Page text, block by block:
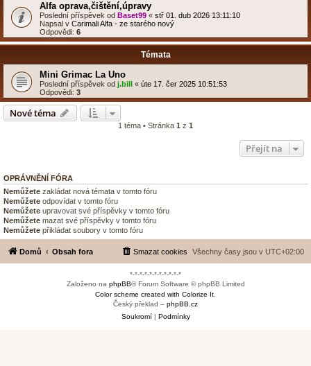
Alfa oprava,čištění,úpravy
Poslední příspěvek od Baset99 « stř 01. dub 2026 13:11:10
Napsal v Carimali Alfa - ze starého nový
Odpovědi: 6
Témata
Mini Grimac La Uno
Poslední příspěvek od j.bill « úte 17. čer 2025 10:51:53
Odpovědi: 3
Nové téma
1 téma • Stránka 1 z 1
Přejít na
OPRÁVNĚNÍ FÓRA
Nemůžete zakládat nová témata v tomto fóru
Nemůžete odpovídat v tomto fóru
Nemůžete upravovat své příspěvky v tomto fóru
Nemůžete mazat své příspěvky v tomto fóru
Nemůžete přikládat soubory v tomto fóru
Domů Obsah fora Všechny časy jsou v UTC+02:00
Smazat cookies
*-*-*-*-*-*-*-*-*-*-*
Založeno na phpBB® Forum Software © phpBB Limited
Color scheme created with Colorize It
Český překlad – phpBB.cz
Soukromí| Podmínky